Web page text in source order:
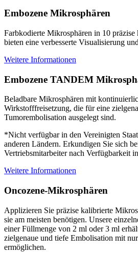
Embozene Mikrosphären
Farbkodierte Mikrosphären in 10 präzise
bieten eine verbesserte Visualisierung
Weitere Informationen
Embozene TANDEM
Beladbare Mikrosphären mit
Wirkstofffreisetzung, die für eine
Tumorembolisation ausgelegt sind.
*Nicht verfügbar in den Vereinigten
anderen Ländern. Erkundigen Sie sich
Vertriebsmitarbeiter nach Verfügbarkeit
Weitere Informationen
Oncozene-Mikrosphären
Applizieren Sie präzise kalibrierte
sie am meisten benötigen. Unsere
einer Füllmenge von 2 ml oder 3 ml
zielgenaue und tiefe Embolisation mit
ermöglichen.